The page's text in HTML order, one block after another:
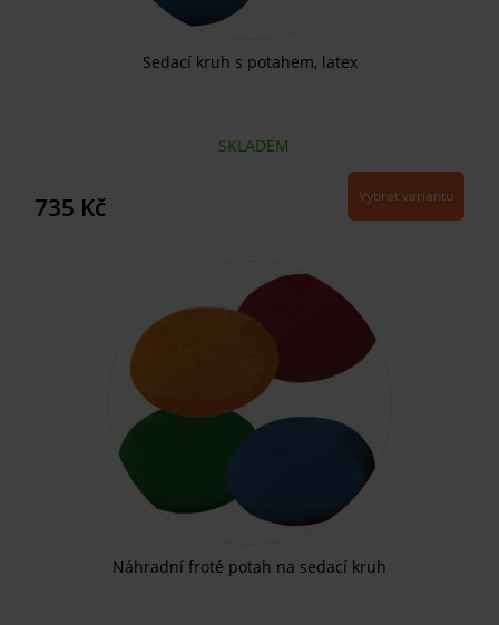
Sedací kruh s potahem, latex
SKLADEM
735 Kč Vybrat variantu
Náhradní froté potah na sedací kruh